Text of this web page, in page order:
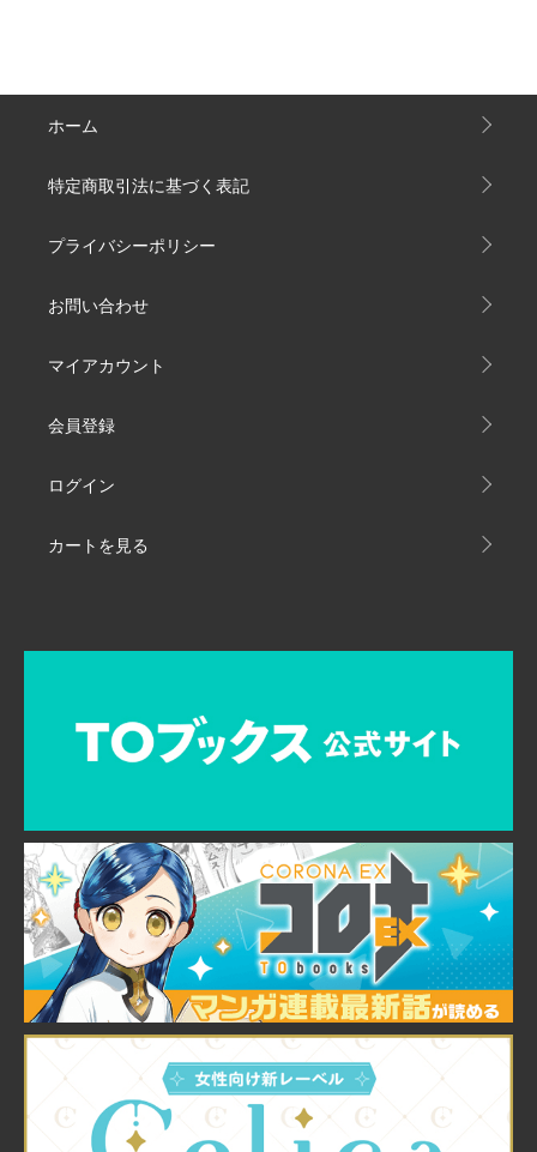
ホーム
特定商取引法に基づく表記
プライバシーポリシー
お問い合わせ
マイアカウント
会員登録
ログイン
カートを見る